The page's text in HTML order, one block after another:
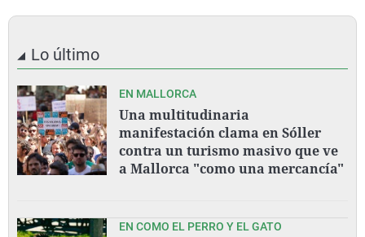
Lo último
EN MALLORCA
Una multitudinaria
manifestación clama en Sóller
contra un turismo masivo que ve
a Mallorca "como una mercancía"
EN COMO EL PERRO Y EL GATO